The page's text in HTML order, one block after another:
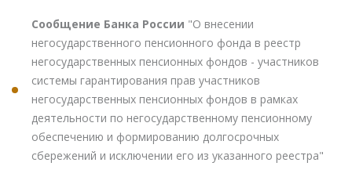
Сообщение Банка России "О внесении
негосударственного пенсионного фонда в реестр
негосударственных пенсионных фондов - участников
системы гарантирования прав участников
негосударственных пенсионных фондов в рамках
деятельности по негосударственному пенсионному
обеспечению и формированию долгосрочных
сбережений и исключении его из указанного реестра"